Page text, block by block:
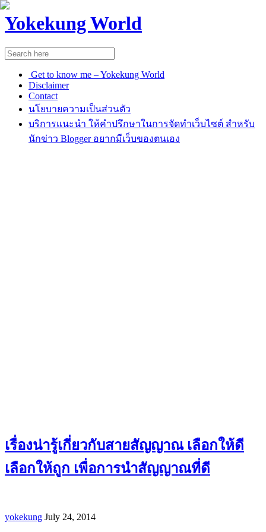
Yokekung World
Get to know me – Yokekung World
Disclaimer
Contact
นโยบายความเป็นส่วนตัว
บริการแนะนำ ให้คำปรึกษาในการจัดทำเว็บไซต์ สำหรับ
นักข่าว Blogger อยากมีเว็บของตนเอง
เรื่องน่ารู้เกี่ยวกับสายสัญญาณ เลือกให้ดี
เลือกให้ถูก เพื่อการนำสัญญาณที่ดี
yokekung July 24, 2014